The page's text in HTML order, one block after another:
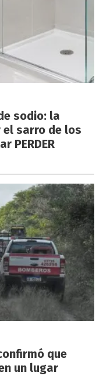
sodio: la
el sarro de los
PERDER
que
un lugar